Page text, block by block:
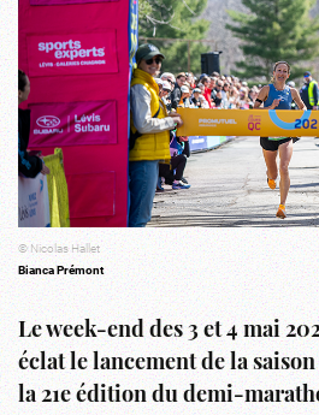
© Nicolas Hallet
Bianca Prémont
Le week-end des 3 et 4 mai
éclat le lancement de la saison
la 21e édition du demi-